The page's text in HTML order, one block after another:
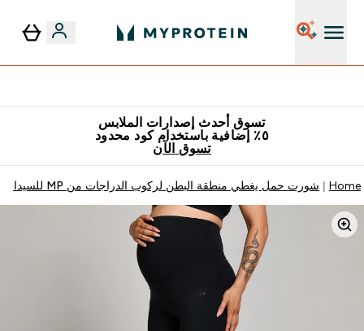
تسوق أحدث إصدارات الملابس
٥٪ إضافية باستخدام كود محدود
تسوق الآن
Home شورت حمل يغطي منطقة البطن لركوب الدراجات من MP للسيدات - لون أسود